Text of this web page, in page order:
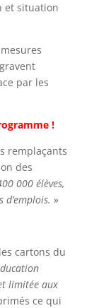
et situation
par les
!
remplaçants
des
000 élèves,
»
cartons du
limitée aux
ce qui